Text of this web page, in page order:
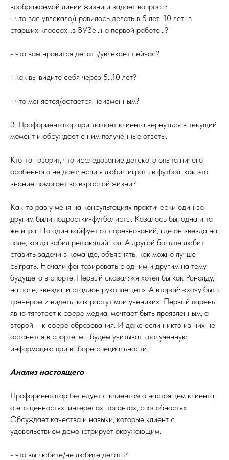
воображаемой линии жизни и задает вопросы:
- что вас увлекало/нравилось делать в 5 лет…10 лет…в
старших классах…в ВУЗе…на первой работе…?
- что вам нравится делать/увлекает сейчас?
- как вы видите себя через 5…10 лет?
- что меняется/остается неизменным?
3. Профориентатор приглашает клиента вернуться в текущий
момент и обсуждает с ним полученные ответы.
Кто-то говорит, что исследование детского опыта ничего
особенного не дает: если я любил играть в футбол, как это
знание помогает во взрослой жизни?
Как-то раз у меня на консультациях практически один за
другим были подростки-футболисты. Казалось бы, одна и та
же игра. Но один кайфует от соревнований, где он звезда на
поле, когда забил решающий гол. А другой больше любит
ставить задачи в команде, объяснять, как можно лучше
сыграть. Начали фантазировать с одним и другим на тему
будущего в спорте. Первый сказал: «я хотел бы как Роналду,
на поле, звезда, и стадион рукоплещет». А второй: «хочу быть
тренером и видеть, как растут мои ученики». Первый парень
явно тяготеет к сфере медиа, мечтает быть проявленным, а
второй – к сфере образования. И даже если никто из них не
останется в спорте, мы будем учитывать полученную
информацию при выборе специальности.
Анализ настоящего
Профориентатор беседует с клиентом о настоящем клиента,
о его ценностях, интересах, талантах, способностях.
Обсуждает качества и навыки, которые клиент с
удовольствием демонстрирует окружающим.
- что вы любите/не любите делать?